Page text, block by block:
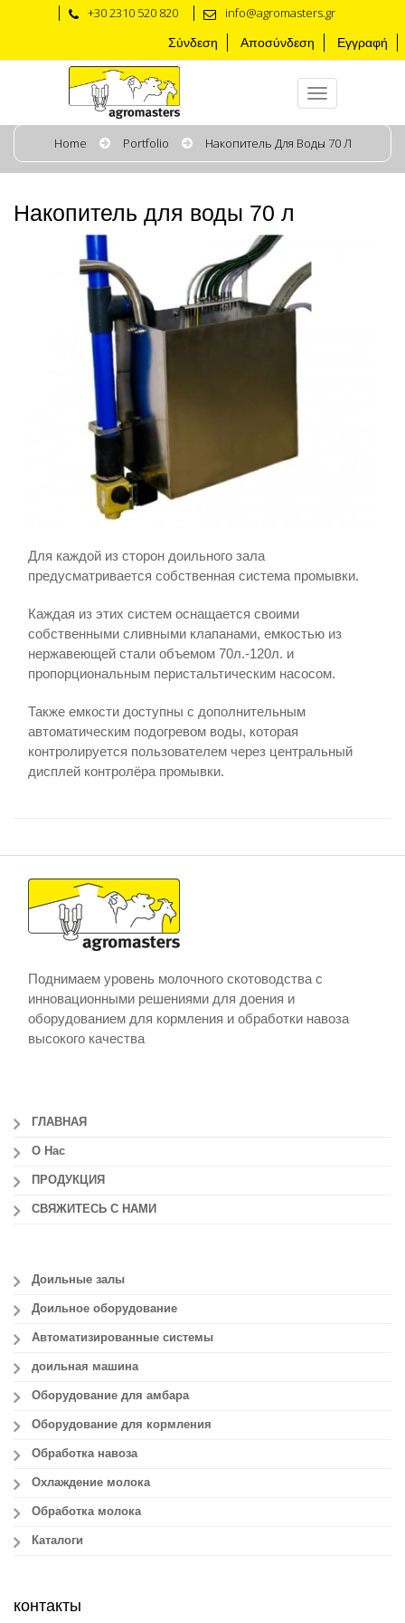
+30 2310 520 820 info@agromasters.gr
Σύνδεση Αποσύνδεση Εγγραφή
Home Portfolio Накопитель Для Воды 70 Л
Накопитель для воды 70 л
Для каждой из сторон доильного зала
предусматривается собственная система промывки.
Каждая из этих систем оснащается своими
собственными сливными клапанами, емкостью из
нержавеющей стали объемом 70л.-120л. и
пропорциональным перистальтическим насосом.
Также емкости доступны с дополнительным
автоматическим подогревом воды, которая
контролируется пользователем через центральный
дисплей контролёра промывки.
Поднимаем уровень молочного скотоводства с
инновационными решениями для доения и
оборудованием для кормления и обработки навоза
высокого качества
ГЛАВНАЯ
О Нас
ПРОДУКЦИЯ
СВЯЖИТЕСЬ С НАМИ
Доильные залы
Доильное оборудование
Автоматизированные системы
доильная машина
Оборудование для амбара
Оборудование для кормления
Обработка навоза
Охлаждение молока
Обработка молока
Каталоги
контакты